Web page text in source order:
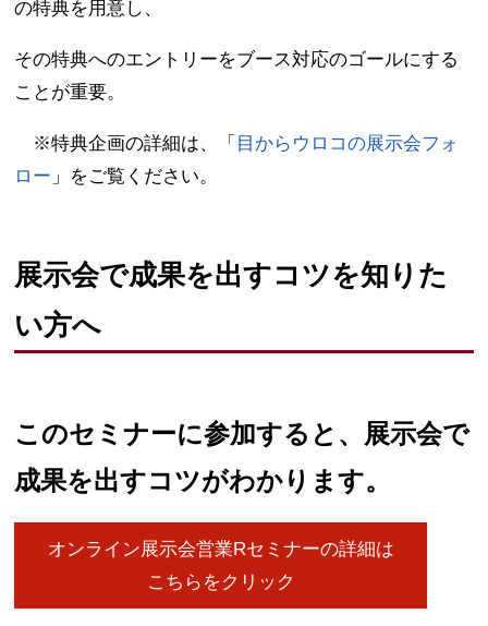
の特典を用意し、
その特典へのエントリーをブース対応のゴールにする
ことが重要。
※特典企画の詳細は、「 目からウロコの展示会フォ
ロー 」をご覧ください。
展示会で成果を出すコツを知りた
い方へ
このセミナーに参加すると、展示会で
成果を出すコツがわかります。
オンライン展示会営業Rセミナーの詳細は
こちらをクリック